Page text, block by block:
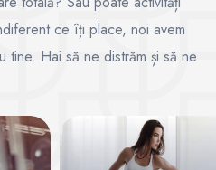
ce îți place, noi avem
tine. Hai să ne distrăm și să ne